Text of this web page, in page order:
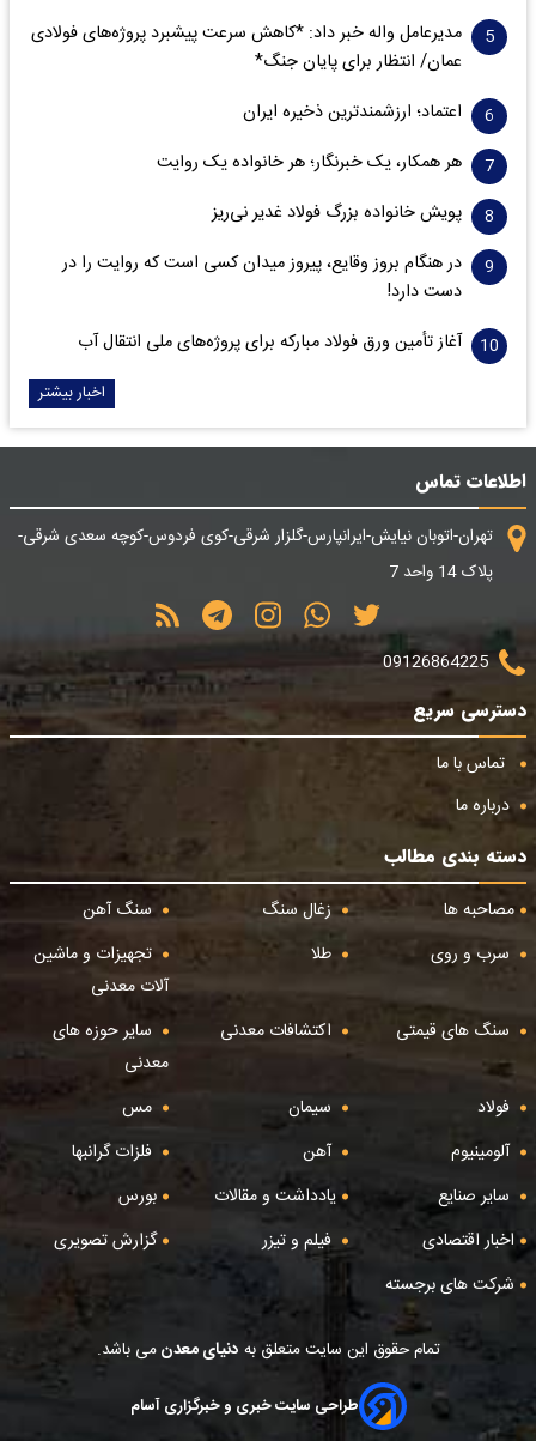
مدیرعامل واله خبر داد: *کاهش سرعت پیشبرد پروژه‌های فولادی
عمان/ انتظار برای پایان جنگ*
اعتماد؛ ارزشمندترین ذخیره ایران
هر همکار، یک خبرنگار؛ هر خانواده یک روایت
پویش خانواده بزرگ فولاد غدیر نی‌ریز
در هنگام بروز وقایع، پیروز میدان کسی است که روایت را در
دست دارد!
آغاز تأمین ورق فولاد مبارکه برای پروژه‌های ملی انتقال آب
اخبار بیشتر
اطلاعات تماس
تهران-اتوبان نیایش-ایرانپارس-گلزار شرقی-کوی فردوس-کوچه سعدی شرقی-
پلاک 14 واحد 7
09126864225
دسترسی سریع
تماس با ما
درباره ما
دسته بندی مطالب
مصاحبه ها
زغال سنگ
سنگ آهن
سرب و روی
طلا
تجهیزات و ماشین
آلات معدنی
سنگ های قیمتی
اکتشافات معدنی
سایر حوزه های
معدنی
فولاد
سیمان
مس
آلومینیوم
آهن
فلزات گرانبها
سایر صنایع
یادداشت و مقالات
بورس
اخبار اقتصادی
فیلم و تیزر
گزارش تصویری
شرکت های برجسته
تمام حقوق این سایت متعلق به دنیای معدنمی باشد.
طراحی سایت خبری و خبرگزاری آسام